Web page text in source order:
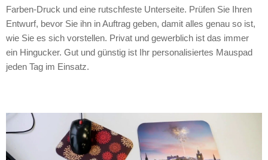
Farben-Druck und eine rutschfeste Unterseite. Prüfen Sie Ihren
Entwurf, bevor Sie ihn in Auftrag geben, damit alles genau so ist,
wie Sie es sich vorstellen. Privat und gewerblich ist das immer
ein Hingucker. Gut und günstig ist Ihr personalisiertes Mauspad
jeden Tag im Einsatz.